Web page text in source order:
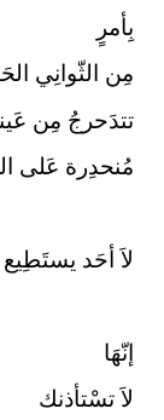
بِأمرٍ
مِن الثّوانِي
تتدَحرجُ مِن
مُنحدِرة عَلى
لاَ أحَد يستَطِيع
إنّهَا
لاَ تسْتأذنك